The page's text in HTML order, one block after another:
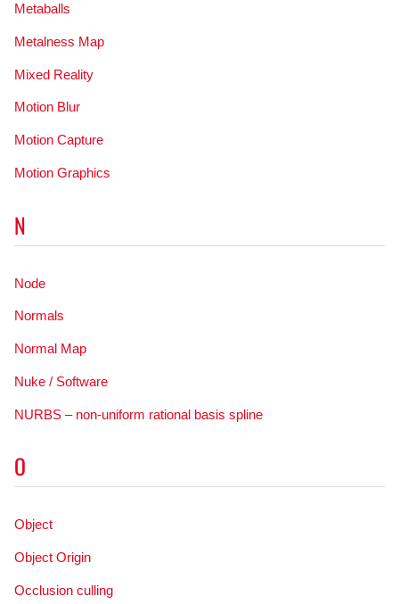
Metaballs
Metalness Map
Mixed Reality
Motion Blur
Motion Capture
Motion Graphics
N
Node
Normals
Normal Map
Nuke / Software
NURBS – non-uniform rational basis spline
O
Object
Object Origin
Occlusion culling